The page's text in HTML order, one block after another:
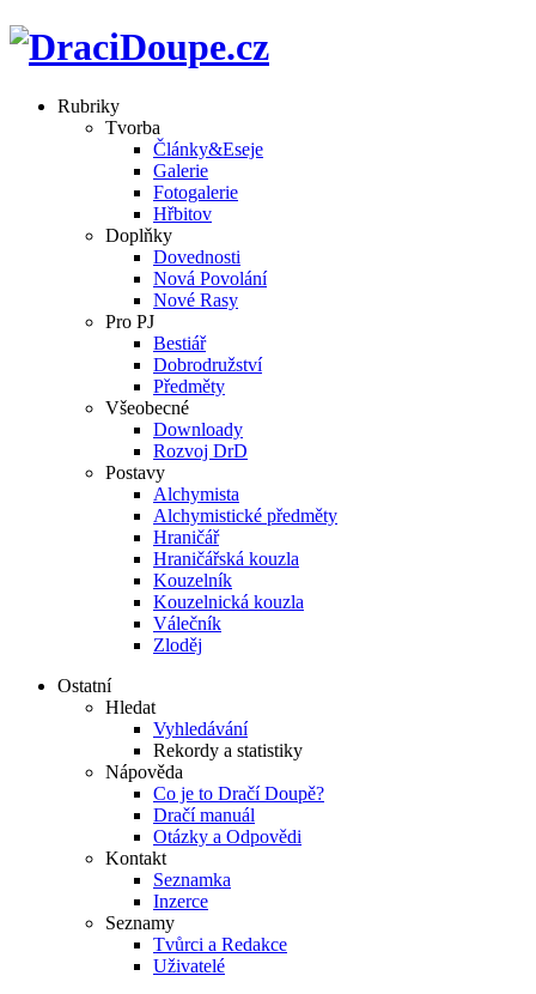
Rubriky
Tvorba
Články&Eseje
Galerie
Fotogalerie
Hřbitov
Doplňky
Dovednosti
Nová Povolání
Nové Rasy
Pro PJ
Bestiář
Dobrodružství
Předměty
Všeobecné
Downloady
Rozvoj DrD
Postavy
Alchymista
Alchymistické předměty
Hraničář
Hraničářská kouzla
Kouzelník
Kouzelnická kouzla
Válečník
Zloděj
Ostatní
Hledat
Vyhledávání
Rekordy a statistiky
Nápověda
Co je to Dračí Doupě?
Dračí manuál
Otázky a Odpovědi
Kontakt
Seznamka
Inzerce
Seznamy
Tvůrci a Redakce
Uživatelé